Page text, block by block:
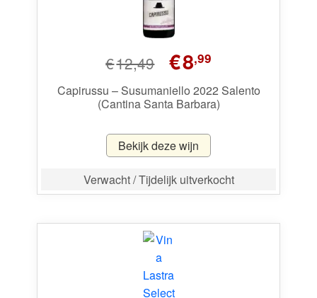
€12,49
Oorspronkelijke
prijs
was:
€12,49.
€8,99Huidige
is:
€8,99.
Capirussu – Susumaniello 2022 Salento
(Cantina Santa Barbara)
Bekijk deze wijn
Verwacht / Tijdelijk uitverkocht